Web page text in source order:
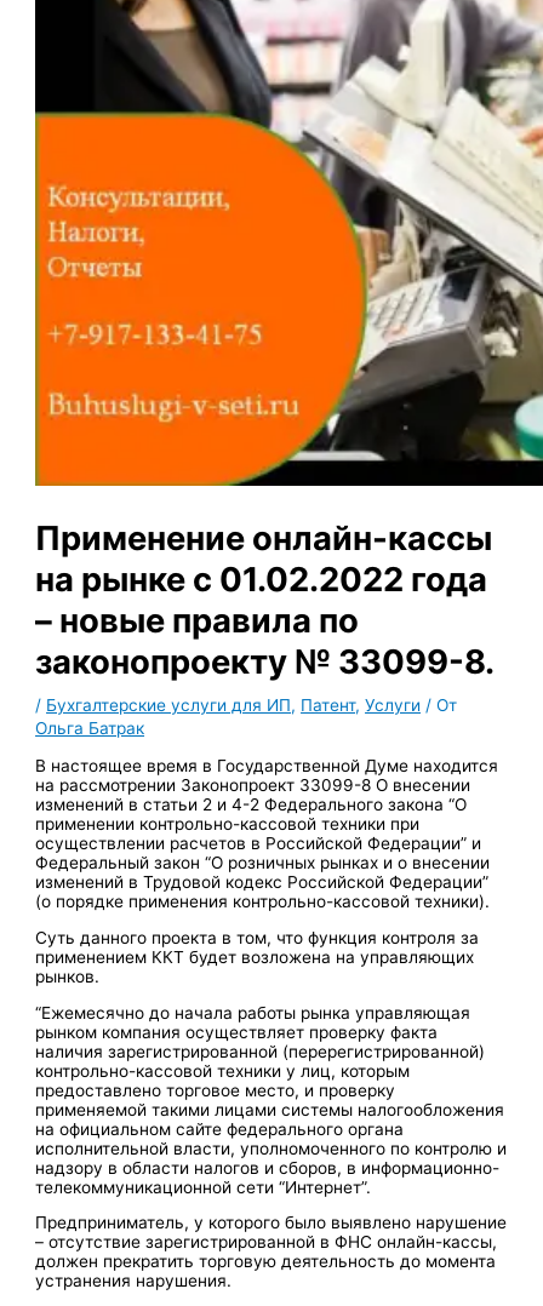
Применение онлайн-кассы
на рынке с 01.02.2022 года
– новые правила по
законопроекту № 33099-8.
/ Бухгалтерские услуги для ИП, Патент,Услуги / От
Ольга Батрак
В настоящее время в Государственной Думе находится
на рассмотрении Законопроект 33099-8 О внесении
изменений в статьи 2 и 4-2 Федерального закона “О
применении контрольно-кассовой техники при
осуществлении расчетов в Российской Федерации” и
Федеральный закон “О розничных рынках и о внесении
изменений в Трудовой кодекс Российской Федерации”
(о порядке применения контрольно-кассовой техники).
Суть данного проекта в том, что функция контроля за
применением ККТ будет возложена на управляющих
рынков.
“Ежемесячно до начала работы рынка управляющая
рынком компания осуществляет проверку факта
наличия зарегистрированной (перерегистрированной)
контрольно-кассовой техники у лиц, которым
предоставлено торговое место, и проверку
применяемой такими лицами системы налогообложения
на официальном сайте федерального органа
исполнительной власти, уполномоченного по контролю и
надзору в области налогов и сборов, в информационно-
телекоммуникационной сети “Интернет”.
Предприниматель, у которого было выявлено нарушение
– отсутствие зарегистрированной в ФНС онлайн-кассы,
должен прекратить торговую деятельность до момента
устранения нарушения.